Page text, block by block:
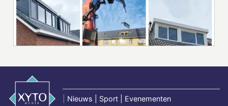
Nieuws | Sport | Evenementen